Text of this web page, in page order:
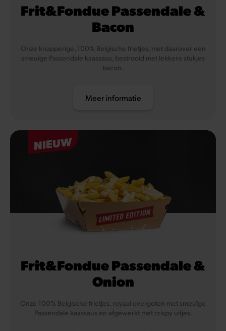
Frit&Fondue Passendale &
Bacon
Onze knapperige, 100% Belgische frietjes, met daarover een
smeuïge Passendale kaassaus, bestrooid met lekkere stukjes
bacon.
Meer informatie
NIEUW
Frit&Fondue Passendale &
Onion
Onze 100% Belgische frietjes, royaal overgoten met smeuïge
Passendale kaassaus en afgewerkt met crispy uitjes.